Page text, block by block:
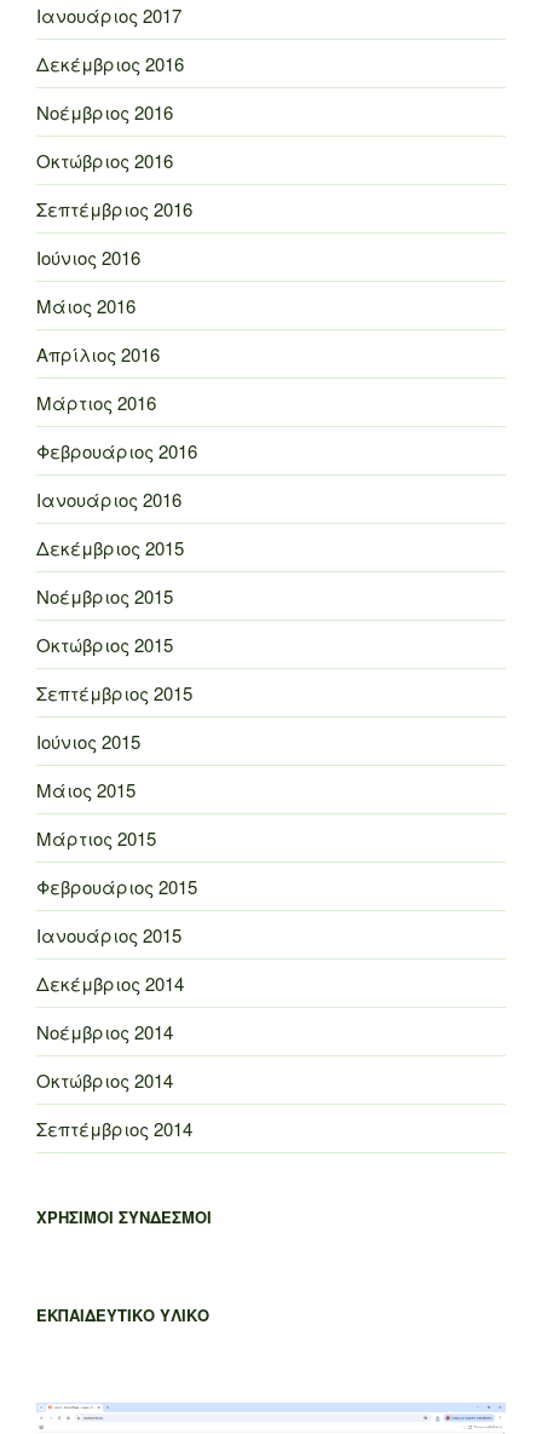
Ιανουάριος 2017
Δεκέμβριος 2016
Νοέμβριος 2016
Οκτώβριος 2016
Σεπτέμβριος 2016
Ιούνιος 2016
Μάιος 2016
Απρίλιος 2016
Μάρτιος 2016
Φεβρουάριος 2016
Ιανουάριος 2016
Δεκέμβριος 2015
Νοέμβριος 2015
Οκτώβριος 2015
Σεπτέμβριος 2015
Ιούνιος 2015
Μάιος 2015
Μάρτιος 2015
Φεβρουάριος 2015
Ιανουάριος 2015
Δεκέμβριος 2014
Νοέμβριος 2014
Οκτώβριος 2014
Σεπτέμβριος 2014
ΧΡΗΣΙΜΟΙ ΣΥΝΔΕΣΜΟΙ
ΕΚΠΑΙΔΕΥΤΙΚΟ ΥΛΙΚΟ